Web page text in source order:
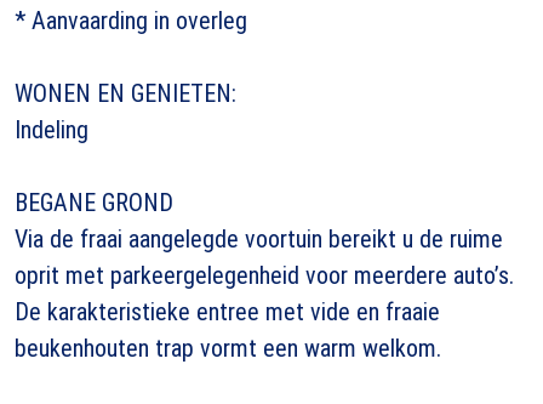
* Aanvaarding in overleg
WONEN EN GENIETEN:
Indeling
BEGANE GROND
Via de fraai aangelegde voortuin bereikt u de ruime
oprit met parkeergelegenheid voor meerdere auto’s.
De karakteristieke entree met vide en fraaie
beukenhouten trap vormt een warm welkom.